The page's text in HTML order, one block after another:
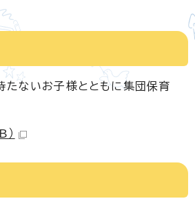
たないお子様とともに集団保育